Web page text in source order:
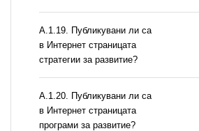
А.1.19. Публикувани ли са
в Интернет страницата
стратегии за развитие?
А.1.20. Публикувани ли са
в Интернет страницата
програми за развитие?